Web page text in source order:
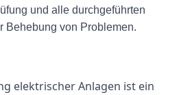
und alle durchgeführten
Behebung von Problemen.
elektrischer Anlagen ist ein